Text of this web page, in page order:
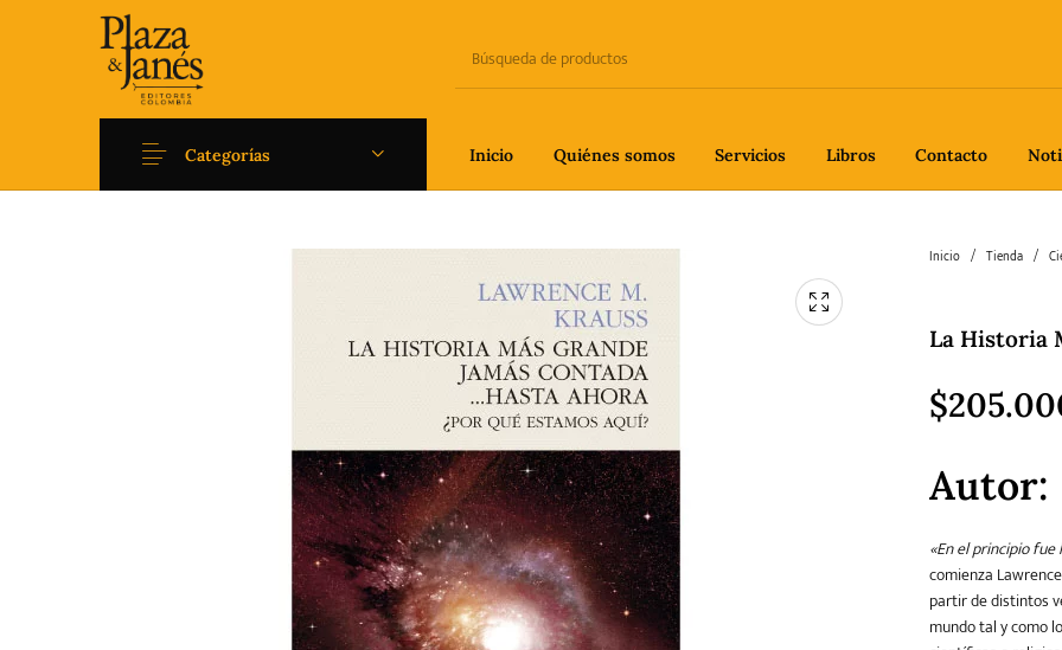
Inicio Quiénes somos Servicios Libros Contacto
Categorías
Ficción Filosofía
Literatura universal y
Clásicos
Pedagogía Poesía
Teatro Young Adult
Inicio / Tienda /
La Historia
$
Autor:
«En el principio
comienza
partir de distintos
mundo tal y como